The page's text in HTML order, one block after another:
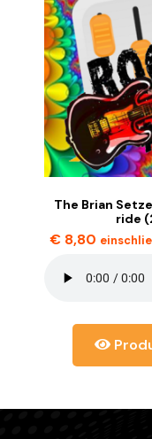
The Brian
ride
€8,80